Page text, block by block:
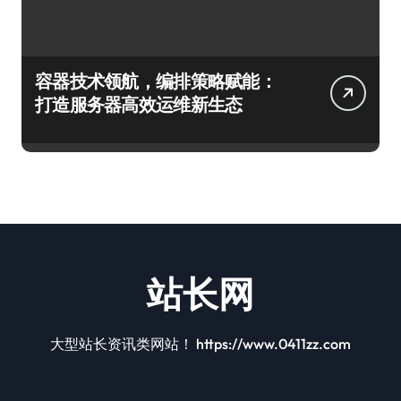
容器技术领航，编排策略赋能：
打造服务器高效运维新生态
站长网
大型站长资讯类网站！ https://www.0411zz.com